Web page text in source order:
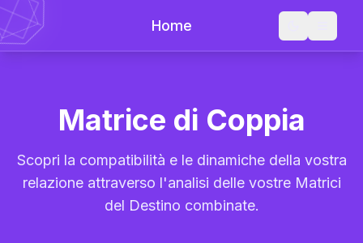
Home
Matrice di Coppia
Scopri la compatibilità e le dinamiche della vostra
relazione attraverso l'analisi delle vostre Matrici
del Destino combinate.